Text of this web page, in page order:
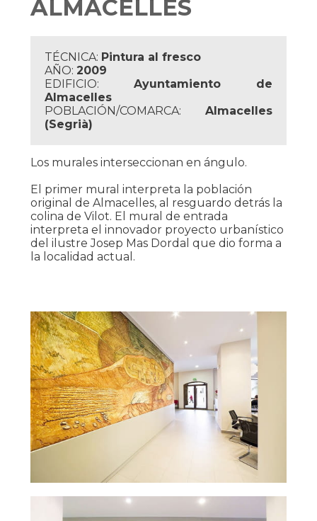
ALMACELLES
TÉCNICA: Pintura al fresco
AÑO:2009
EDIFICIO: Ayuntamiento de
Almacelles
POBLACIÓN/COMARCA: Almacelles
(Segrià)
Los murales interseccionan en ángulo.
El primer mural interpreta la población
original de Almacelles, al resguardo detrás la
colina de Vilot. El mural de entrada
interpreta el innovador proyecto urbanístico
del ilustre Josep Mas Dordal que dio forma a
la localidad actual.